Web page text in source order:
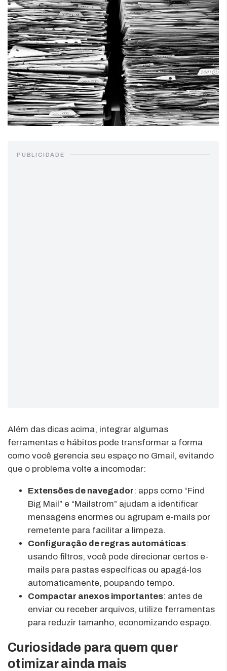
PUBLICIDADE
Além das dicas acima, integrar algumas
ferramentas e hábitos pode transformar a forma
como você gerencia seu espaço no Gmail, evitando
que o problema volte a incomodar:
Extensões de navegador: apps como “Find
Big Mail” e “Mailstrom” ajudam a identificar
mensagens enormes ou agrupam e-mails por
remetente para facilitar a limpeza.
Configuração de regras automáticas:
usando filtros, você pode direcionar certos e-
mails para pastas específicas ou apagá-los
automaticamente, poupando tempo.
Compactar anexos importantes: antes de
enviar ou receber arquivos, utilize ferramentas
para reduzir tamanho, economizando espaço.
Curiosidade para quem quer
otimizar ainda mais